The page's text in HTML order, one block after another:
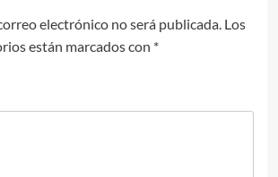
electrónico no será publicada. Los
están marcados con *